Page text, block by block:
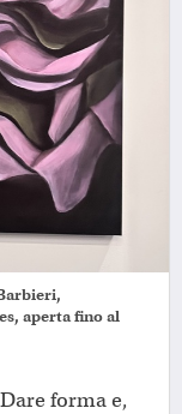
aperta fino al
forma e,